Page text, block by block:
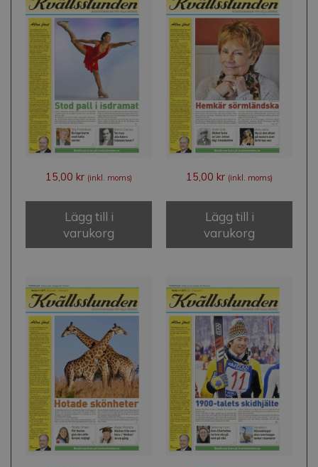
15,00 kr (inkl. moms)
Lägg till i
varukorg
15,00 kr (inkl. moms)
Lägg till i
varukorg